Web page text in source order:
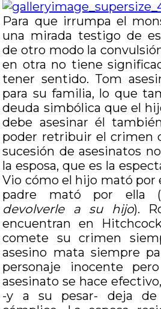
Para que irrumpa el
una mirada testigo de
de otro modo la
en otra no tiene
tener sentido. Tom
para su familia, lo que
deuda simbólica que el
debe asesinar él
poder retribuir el crimen
sucesión de asesinatos
la esposa, que es la
Vio cómo el hijo mató por
padre mató por ella
devolverle a su hijo).
encuentran en
comete su crimen
asesino mata siempre
personaje inocente
asesinato se hace
-y a su pesar- deja de